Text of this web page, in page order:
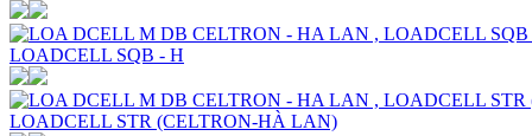
LOADCELL SQB - H
LOADCELL STR (CELTRON-HÀ LAN)